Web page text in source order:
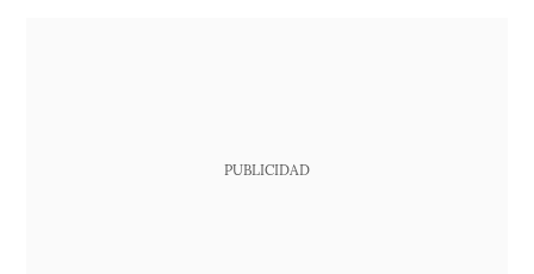
PUBLICIDAD